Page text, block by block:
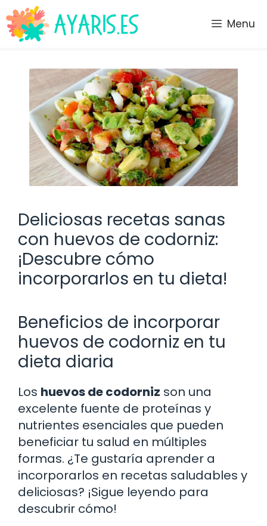
Saltar
al
contenido
Menu
Deliciosas recetas sanas
con huevos de codorniz:
¡Descubre cómo
incorporarlos en tu dieta!
Beneficios de incorporar
huevos de codorniz en tu
dieta diaria
Los huevos de codorniz son una
excelente fuente de proteínas y
nutrientes esenciales que pueden
beneficiar tu salud en múltiples
formas. ¿Te gustaría aprender a
incorporarlos en recetas saludables y
deliciosas? ¡Sigue leyendo para
descubrir cómo!